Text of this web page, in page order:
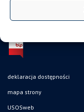
deklaracja dostępności
mapa strony
USOSweb